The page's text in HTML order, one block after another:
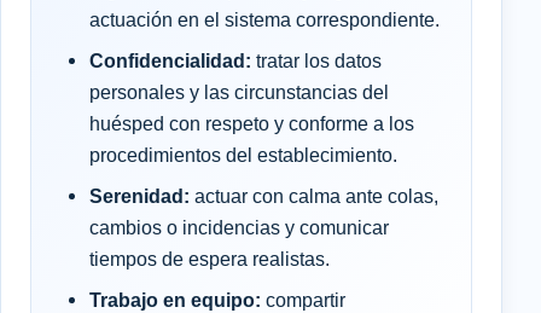
actuación en el sistema correspondiente.
Confidencialidad: tratar los datos
personales y las circunstancias del
huésped con respeto y conforme a los
procedimientos del establecimiento.
Serenidad: actuar con calma ante colas,
cambios o incidencias y comunicar
tiempos de espera realistas.
Trabajo en equipo: compartir